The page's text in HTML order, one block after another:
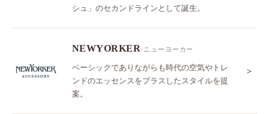
シュ」のセカンドラインとして誕生。
NEWYORKER-ニューヨーカー
ベーシックでありながらも時代の空気やトレ
ンドのエッセンスをプラスしたスタイルを提
案。
＞